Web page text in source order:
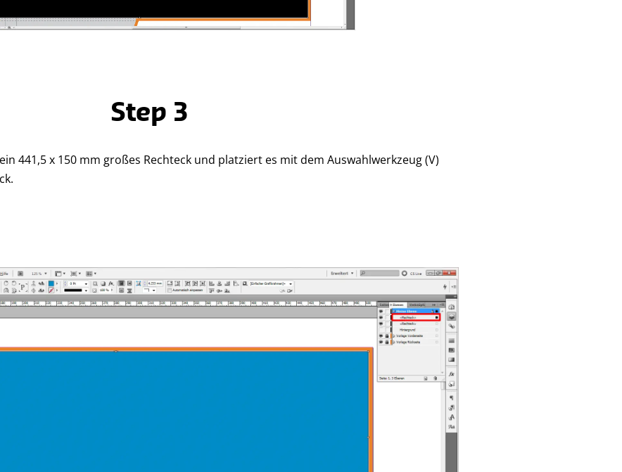
Step 3
441,5 x 150 mm großes Rechteck und platziert es mit dem Auswahlwerkzeug (V)